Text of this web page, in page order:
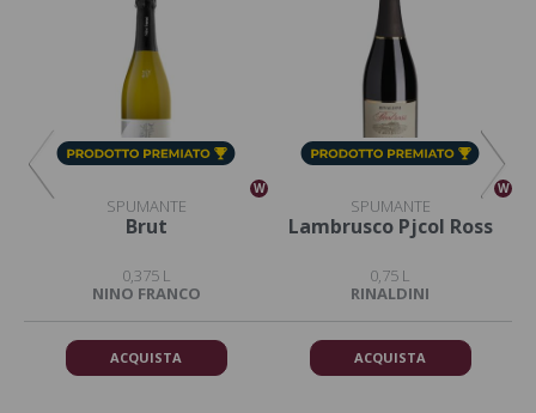
W
SPUMANTE
Brut
0,375 L
NINO FRANCO
ACQUISTA
W
SPUMANTE
Lambrusco Pjcol Ross
0,75 L
RINALDINI
ACQUISTA